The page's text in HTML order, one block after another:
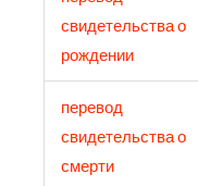
свидетельства о
рождении
перевод
свидетельства о
смерти